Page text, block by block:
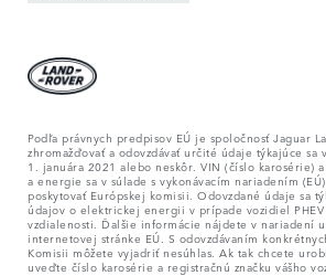
Podľa právnych predpisov EÚ je spoločnosť Jaguar
zhromažďovať a odovzdávať určité údaje týkajúce sa
1. januára 2021 alebo neskôr. VIN (číslo karosérie)
a energie sa v súlade s vykonávacím nariadením
poskytovať Európskej komisii. Odovzdané údaje sa
údajov o elektrickej energii v prípade vozidiel
vzdialenosti. Ďalšie informácie nájdete v nariadení
internetovej stránke EÚ. S odovzdávaním
Komisii môžete vyjadriť nesúhlas. Ak tak chcete
uveďte číslo karosérie a registračnú značku vášho